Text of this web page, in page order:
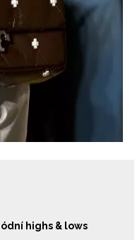
highs & lows